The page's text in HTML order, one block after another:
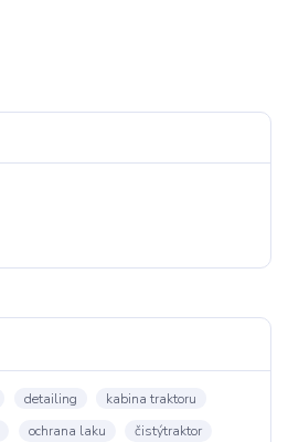
detailing
kabina traktoru
ochrana laku
čistýtraktor